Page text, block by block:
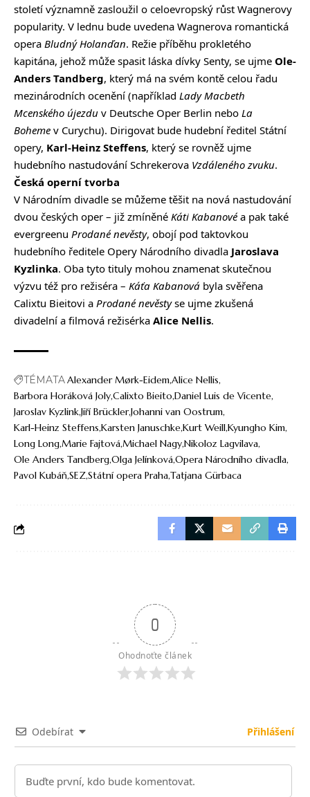
století významně zasloužil o celoevropský růst Wagnerovy
popularity. V lednu bude uvedena Wagnerova romantická
opera Bludný Holanďan. Režie příběhu prokletého
kapitána, jehož může spasit láska dívky Senty, se ujme Ole-
Anders Tandberg, který má na svém kontě celou řadu
mezinárodních ocenění (například Lady Macbeth
Mcenského újezdu v Deutsche Oper Berlin nebo La
Boheme v Curychu). Dirigovat bude hudební ředitel Státní
opery, Karl-Heinz Steffens, který se rovněž ujme
hudebního nastudování Schrekerova Vzdáleného zvuku.
Česká operní tvorba
V Národním divadle se můžeme těšit na nová nastudování
dvou českých oper – již zmíněné Káti Kabanovéa pak také
evergreenu Prodané nevěsty, obojí pod taktovkou
hudebního ředitele Opery Národního divadla Jaroslava
Kyzlinka. Oba tyto tituly mohou znamenat skutečnou
výzvu též pro režiséra – Káťa Kabanová byla svěřena
Calixtu Bieitovi a Prodané nevěstyse ujme zkušená
divadelní a filmová režisérka Alice Nellis.
TÉMATAAlexander Mørk-EidemAlice Nellis
Barbora Horáková JolyCalixto Bieito Daniel Luis de Vicente
Jaroslav KyzlinkJiří BrücklerJohanni van Oostrum
Karl-Heinz Steffens Karsten JanuschkeKurt WeillKyungho Kim
Long LongMarie FajtováMichael NagyNikoloz Lagvilava
Ole Anders TandbergOlga JelínkováOpera Národního divadla
Pavol KubáňSEZStátní opera PrahaTatjana Gürbaca
0
Ohodnoťte článek
Odebírat Přihlášení